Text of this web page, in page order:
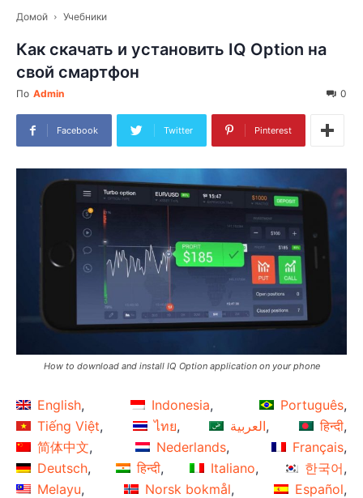
Домой Учебники
Как скачать и установить IQ Option на
свой смартфон
По Admin 0
Facebook Twitter Pinterest
How to download and install IQ Option application on your phone
English Indonesia
Português
Tiếng Việt
ไทย العربية
हिन्दी
简体中文
Nederlands
Français
Deutsch
हिन्दी Italiano
한국어
Melayu
Norsk bokmål
Español